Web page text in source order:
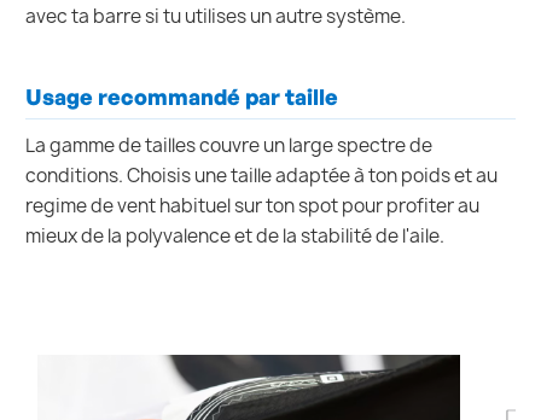
avec ta barre si tu utilises un autre système.
Usage recommandé par taille
La gamme de tailles couvre un large spectre de
conditions. Choisis une taille adaptée à ton poids et au
regime de vent habituel sur ton spot pour profiter au
mieux de la polyvalence et de la stabilité de l'aile.